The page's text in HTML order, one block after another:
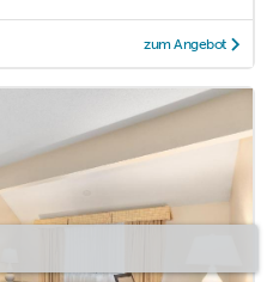
zum Angebot